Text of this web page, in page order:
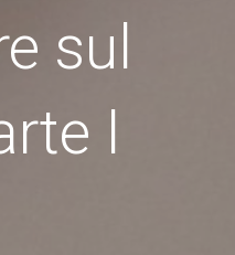
sul
I